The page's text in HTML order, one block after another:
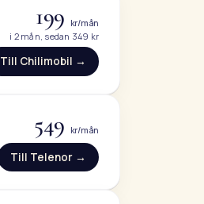
199 kr/mån
i 2 mån, sedan 349 kr
Till Chilimobil →
549 kr/mån
Till Telenor →